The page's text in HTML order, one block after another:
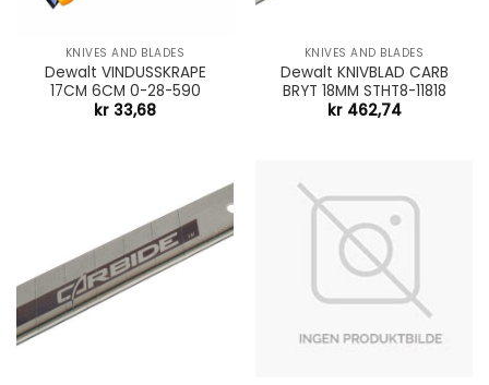
KNIVES AND BLADES
Dewalt VINDUSSKRAPE
17CM 6CM 0-28-590
kr 33,68
KNIVES AND BLADES
Dewalt KNIVBLAD CARB
BRYT 18MM STHT8-11818
kr462,74